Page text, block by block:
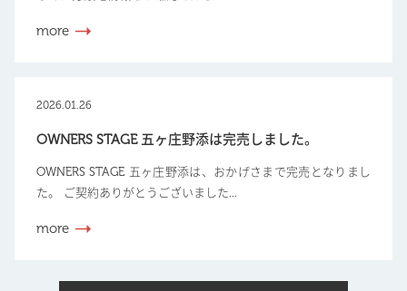
more
2026.01.26
OWNERS STAGE 五ヶ庄野添は完売しました。
OWNERS STAGE 五ヶ庄野添は、おかげさまで完売となりまし
た。 ご契約ありがとうございました...
more